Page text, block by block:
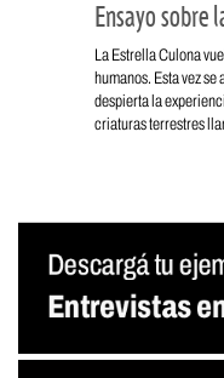
Ensayo sobre
La Estrella Culona
humanos. Esta vez se
despierta la
criaturas terrestres